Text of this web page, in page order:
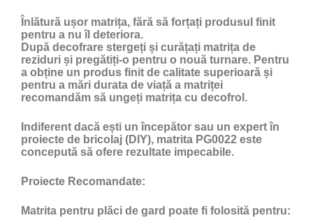
Înlătură ușor matrița, fără să forțați produsul finit
pentru a nu îl deteriora.
După decofrare stergeți și curățați matrița de
reziduri și pregătiți-o pentru o nouă turnare. Pentru
a obține un produs finit de calitate superioară și
pentru a mări durata de viață a matriței
recomandăm să ungeți matrița cu decofrol .
Indiferent dacă ești un începător sau un expert în
proiecte de bricolaj (DIY), matrita PG0022 este
concepută să ofere rezultate impecabile.
Proiecte Recomandate:
Matrita pentru plăci de gard poate fi folosită pentru: